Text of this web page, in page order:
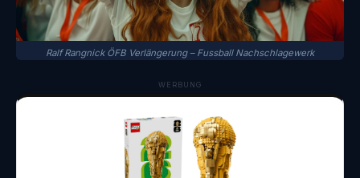
Ralf Rangnick ÖFB Verlängerung – Fussball Nachschlagewerk
WERBUNG